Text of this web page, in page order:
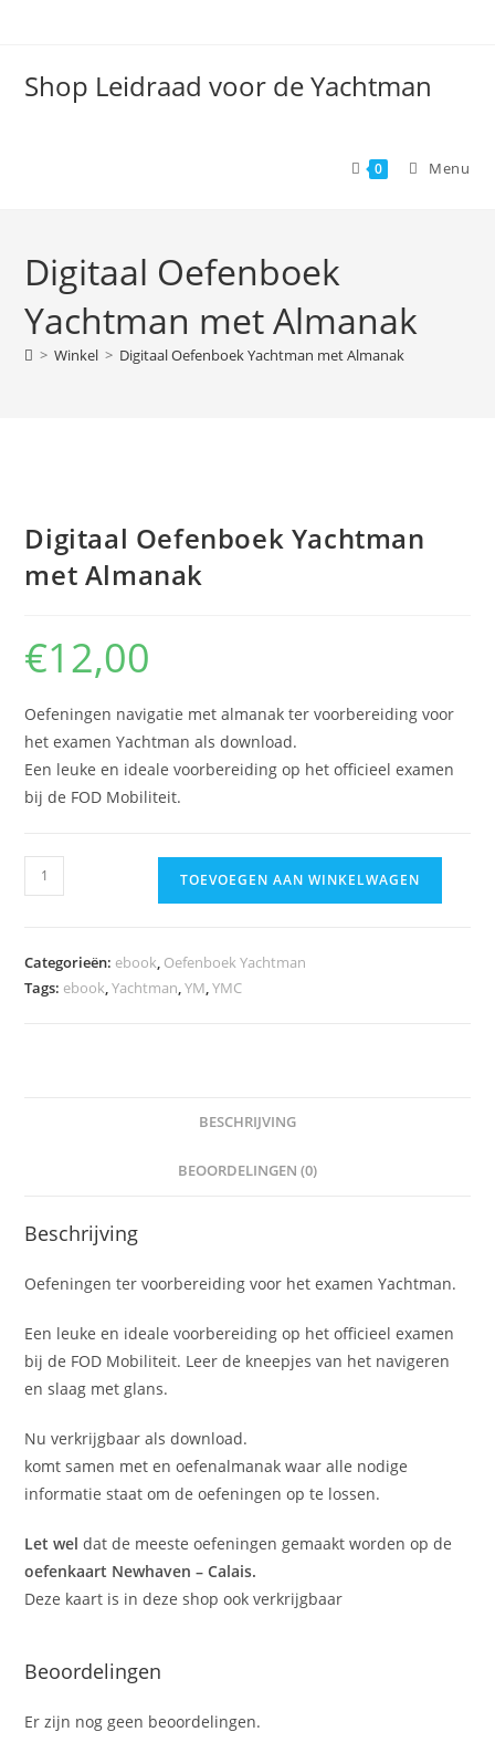
inhoudShop Leidraad voor de Yachtman
0 Menu
Digitaal Oefenboek
Yachtman met Almanak
> Winkel > Digitaal Oefenboek Yachtman met Almanak
Digitaal Oefenboek Yachtman
met Almanak
€12,00
Oefeningen navigatie met almanak ter voorbereiding voor
het examen Yachtman als download.
Een leuke en ideale voorbereiding op het officieel examen
bij de FOD Mobiliteit.
Digitaal
Oefenboek
Almanak
TOEVOEGEN AAN WINKELWAGEN
Categorieën: ebook, Oefenboek Yachtman
Tags: ebook,Yachtman,YM,YMC
BESCHRIJVING
BEOORDELINGEN (0)
Beschrijving
Oefeningen ter voorbereiding voor het examen Yachtman.
Een leuke en ideale voorbereiding op het officieel examen
bij de FOD Mobiliteit. Leer de kneepjes van het navigeren
en slaag met glans.
Nu verkrijgbaar als download.
komt samen met en oefenalmanak waar alle nodige
informatie staat om de oefeningen op te lossen.
Let wel dat de meeste oefeningen gemaakt worden op de
oefenkaart Newhaven – Calais.
Deze kaart is in deze shop ook verkrijgbaar
Beoordelingen
Er zijn nog geen beoordelingen.